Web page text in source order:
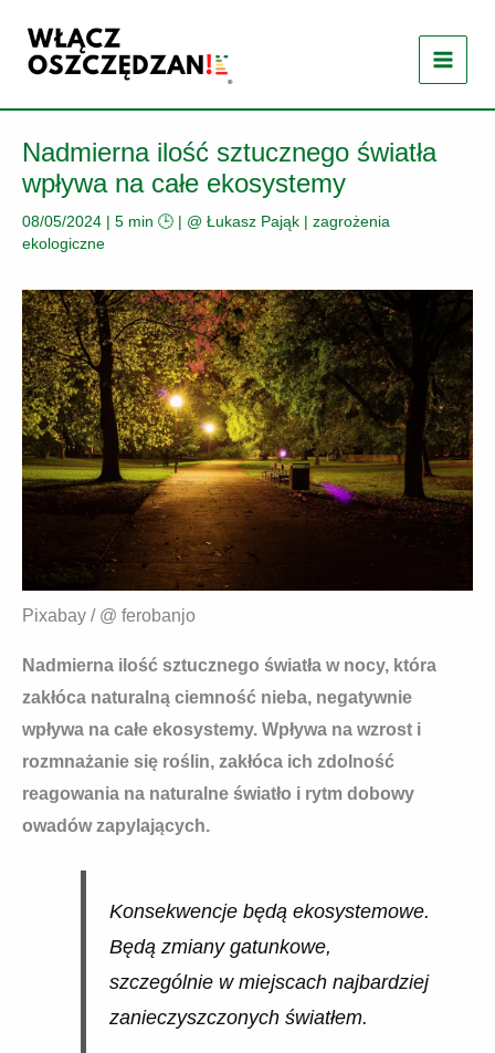
treści
Nadmierna ilość sztucznego światła
wpływa na całe ekosystemy
08/05/2024 | 5 min 🕒 | @ Łukasz Pająk | zagrożenia
ekologiczne
Pixabay / @ ferobanjo
Nadmierna ilość sztucznego światła w nocy, która
zakłóca naturalną ciemność nieba, negatywnie
wpływa na całe ekosystemy. Wpływa na wzrost i
rozmnażanie się roślin, zakłóca ich zdolność
reagowania na naturalne światło i rytm dobowy
owadów zapylających.
Konsekwencje będą ekosystemowe.
Będą zmiany gatunkowe,
szczególnie w miejscach najbardziej
zanieczyszczonych światłem.